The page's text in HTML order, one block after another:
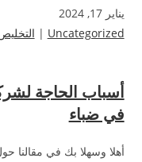
يناير 17, 2024
Uncategorized
|
أسباب الحاجة
في ضباء
أهلا وسهلا بك في مقالنا